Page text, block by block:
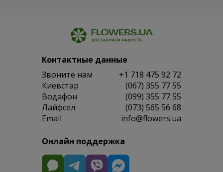
Контактные данные
Звоните нам
+1 718 475 92 72
Киевстар
(067) 355 77 55
Водафон
(099) 355 77 55
Лайфсел
(073) 565 56 68
Email
info@flowers.ua
Онлайн поддержка